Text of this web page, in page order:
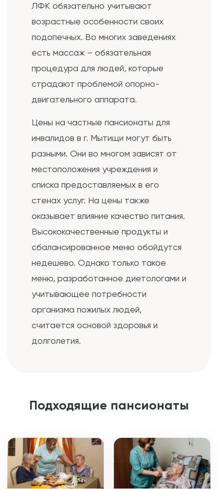
ЛФК обязательно учитывают
возрастные особенности своих
подопечных. Во многих заведениях
есть массаж – обязательная
процедура для людей, которые
страдают проблемой опорно-
двигательного аппарата.
Цены на частные пансионаты для
инвалидов в г. Мытищи могут быть
разными. Они во многом зависят от
местоположения учреждения и
списка предоставляемых в его
стенах услуг. На цены также
оказывает влияние качество питания.
Высококачественные продукты и
сбалансированное меню обойдутся
недешево. Однако только такое
меню, разработанное диетологами и
учитывающее потребности
организма пожилых людей,
считается основой здоровья и
долголетия.
Подходящие пансионаты